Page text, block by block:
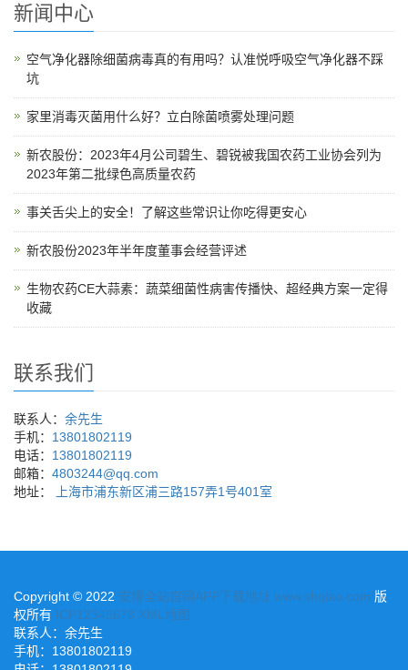
新闻中心
空气净化器除细菌病毒真的有用吗？认准悦呼吸空气净化器不踩
坑
家里消毒灭菌用什么好？立白除菌喷雾处理问题
新农股份：2023年4月公司碧生、碧锐被我国农药工业协会列为
2023年第二批绿色高质量农药
事关舌尖上的安全！了解这些常识让你吃得更安心
新农股份2023年半年度董事会经营评述
生物农药CE大蒜素：蔬菜细菌性病害传播快、超经典方案一定得
收藏
联系我们
联系人： 余先生
手机： 13801802119
电话： 13801802119
邮箱： 4803244@qq.com
地址：
上海市浦东新区浦三路157弄1号401室
Copyright © 2022 安博全站官网APP下载地址 www.shqiao.com 版
权所有 ICP12345678 XML地图
联系人： 余先生
手机： 13801802119